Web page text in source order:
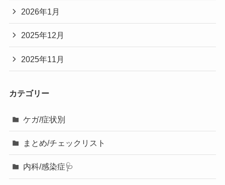
2026年1月
2025年12月
2025年11月
カテゴリー
ケガ/症状別
まとめ/チェックリスト
内科/感染症🩺